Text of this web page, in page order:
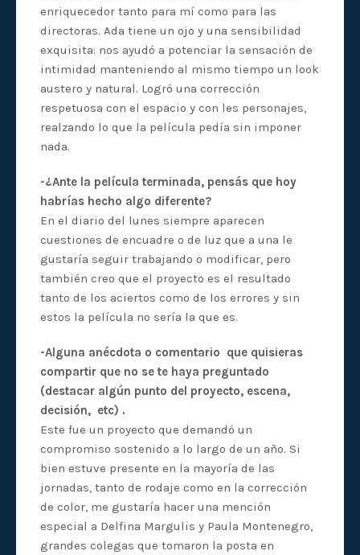
enriquecedor tanto para mí como para las
directoras. Ada tiene un ojo y una sensibilidad
exquisita: nos ayudó a potenciar la sensación de
intimidad manteniendo al mismo tiempo un look
austero y natural. Logró una corrección
respetuosa con el espacio y con les personajes,
realzando lo que la película pedía sin imponer
nada.
-¿Ante la película terminada, pensás que hoy
habrías hecho algo diferente?
En el diario del lunes siempre aparecen
cuestiones de encuadre o de luz que a una le
gustaría seguir trabajando o modificar, pero
también creo que el proyecto es el resultado
tanto de los aciertos como de los errores y sin
estos la película no sería la que es.
-Alguna anécdota o comentario que quisieras
compartir que no se te haya preguntado
(destacar algún punto del proyecto, escena,
decisión, etc) .
Este fue un proyecto que demandó un
compromiso sostenido a lo largo de un año. Si
bien estuve presente en la mayoría de las
jornadas, tanto de rodaje como en la corrección
de color, me gustaría hacer una mención
especial a Delfina Margulis y Paula Montenegro,
grandes colegas que tomaron la posta en